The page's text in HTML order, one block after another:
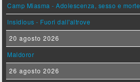
Camp Miasma - Adolescenza, sesso e morte
Insidious - Fuori dall'altrove
20 agosto 2026
Maldoror
26 agosto 2026